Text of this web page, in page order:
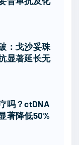
：戈沙妥珠
显著延长无
吗？ctDNA
著降低50%